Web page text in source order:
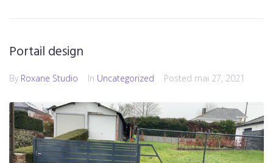
Portail design
By Roxane Studio In Uncategorized Posted mai 27, 2021